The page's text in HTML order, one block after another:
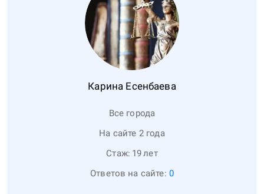
Карина Есенбаева
Все города
На сайте 2 года
Стаж: 19лет
Ответов на сайте: 0